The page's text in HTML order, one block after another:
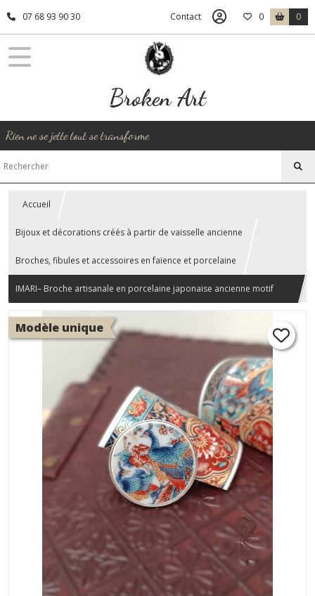
07 68 93 90 30 Contact 0 0
Broken Art
Rien ne se jette tout se transforme
Accueil
Bijoux et décorations créés à partir de vaisselle ancienne
Broches, fibules et accessoires en faïence et porcelaine
IMARI– Broche artisanale en porcelaine japonaise ancienne motif
paons
Modèle unique